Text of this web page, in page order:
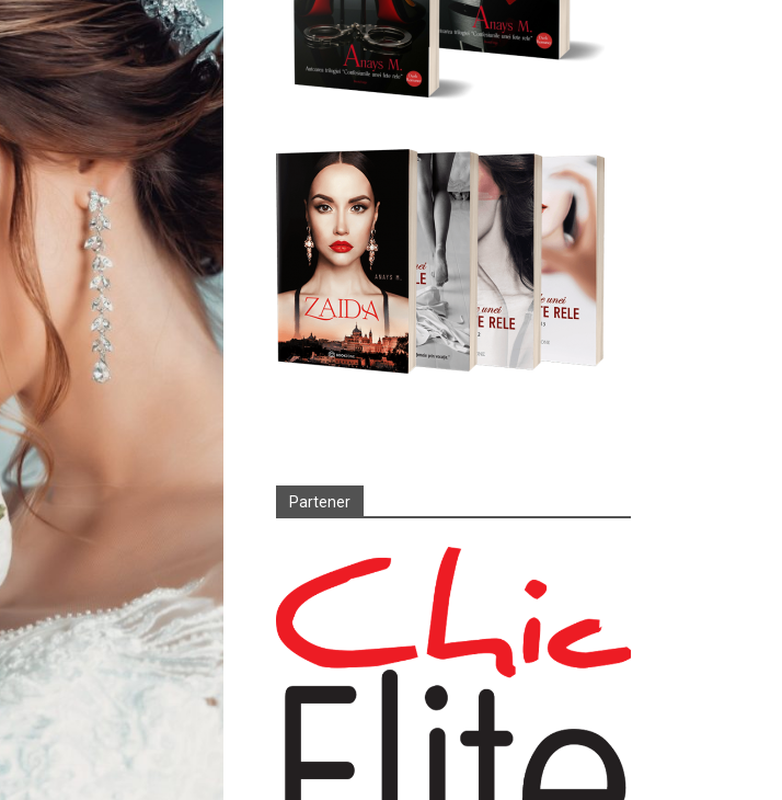
Partener